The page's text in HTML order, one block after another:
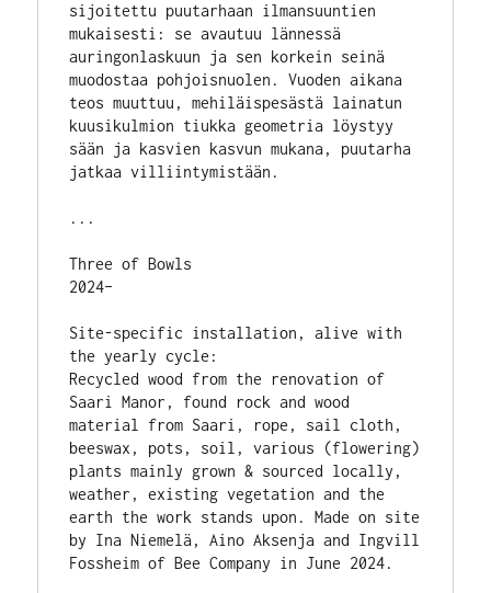
sijoitettu puutarhaan ilmansuuntien
mukaisesti: se avautuu lännessä
auringonlaskuun ja sen korkein seinä
muodostaa pohjoisnuolen. Vuoden aikana
teos muuttuu, mehiläispesästä lainatun
kuusikulmion tiukka geometria löystyy
sään ja kasvien kasvun mukana, puutarha
jatkaa villiintymistään.
...
Three of Bowls
2024–
Site-specific installation, alive with
the yearly cycle:
Recycled wood from the renovation of
Saari Manor, found rock and wood
material from Saari, rope, sail cloth,
beeswax, pots, soil, various (flowering)
plants mainly grown & sourced locally,
weather, existing vegetation and the
earth the work stands upon. Made on site
by Ina Niemelä, Aino Aksenja and Ingvill
Fossheim of Bee Company in June 2024.